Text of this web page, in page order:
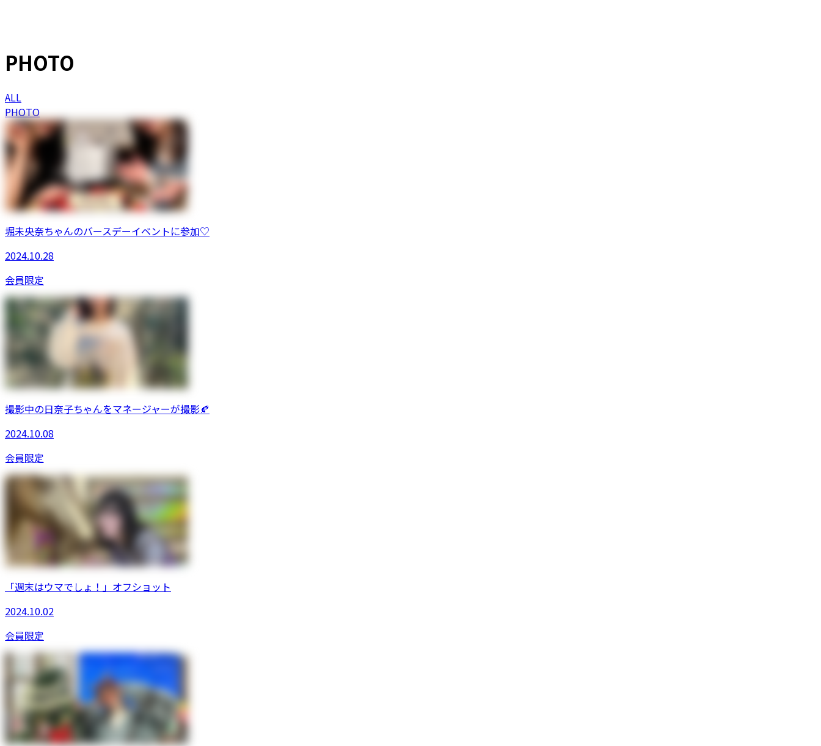
PHOTO
ALL
PHOTO
堀未央奈ちゃんのバースデーイベントに参加♡
2024.10.28
会員限定
撮影中の日奈子ちゃんをマネージャーが撮影🍂
2024.10.08
会員限定
「週末はウマでしょ！」オフショット
2024.10.02
会員限定